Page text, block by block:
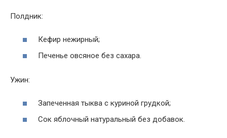
Полдник:
Кефир нежирный;
Печенье овсяное без сахара.
Ужин:
Запеченная тыква с куриной грудкой;
Сок яблочный натуральный без добавок.